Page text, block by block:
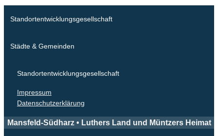
Standortentwicklungsgesellschaft
Städte & Gemeinden
Standortentwicklungsgesellschaft
Impressum
Datenschutzerklärung
Mansfeld-Südharz • Luthers Land und Müntzers Heimat